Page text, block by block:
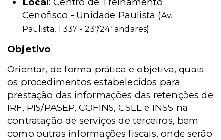
Cenofisco - Unidade Paulista (Av.
Paulista, 1.337 - 23º/24º andares)
Objetivo
Orientar, de forma prática e objetiva, quais
os procedimentos estabelecidos para
prestação das informações das retenções de
IRF, PIS/PASEP, COFINS, CSLL e INSS na
contratação de serviços de terceiros, bem
como outras informações fiscais, onde serão